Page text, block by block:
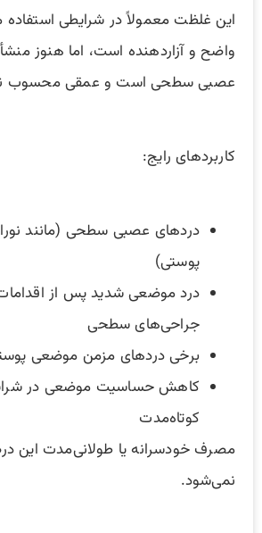
این غلظت معمولاً در شرایطی
واضح و آزاردهنده است، اما هنوز
عصبی سطحی است و عمقی محسوب
کاربردهای رایج:
دردهای عصبی سطحی (مانند
پوستی)
درد موضعی شدید پس از
جراحی‌های سطحی
برخی دردهای مزمن موضعی
کاهش حساسیت موضعی در
کوتاه‌مدت
مصرف خودسرانه یا طولانی‌مدت این
نمی‌شود.